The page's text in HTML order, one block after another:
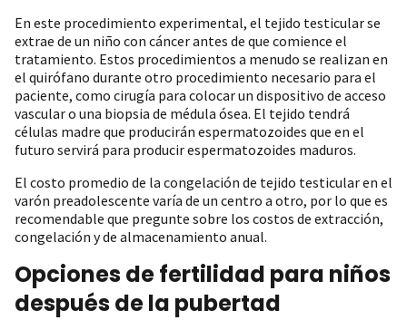
En este procedimiento experimental, el tejido testicular se
extrae de un niño con cáncer antes de que comience el
tratamiento. Estos procedimientos a menudo se realizan en
el quirófano durante otro procedimiento necesario para el
paciente, como cirugía para colocar un dispositivo de acceso
vascular o una biopsia de médula ósea. El tejido tendrá
células madre que producirán espermatozoides que en el
futuro servirá para producir espermatozoides maduros.
El costo promedio de la congelación de tejido testicular en el
varón preadolescente varía de un centro a otro, por lo que es
recomendable que pregunte sobre los costos de extracción,
congelación y de almacenamiento anual.
Opciones de fertilidad para niños
después de la pubertad